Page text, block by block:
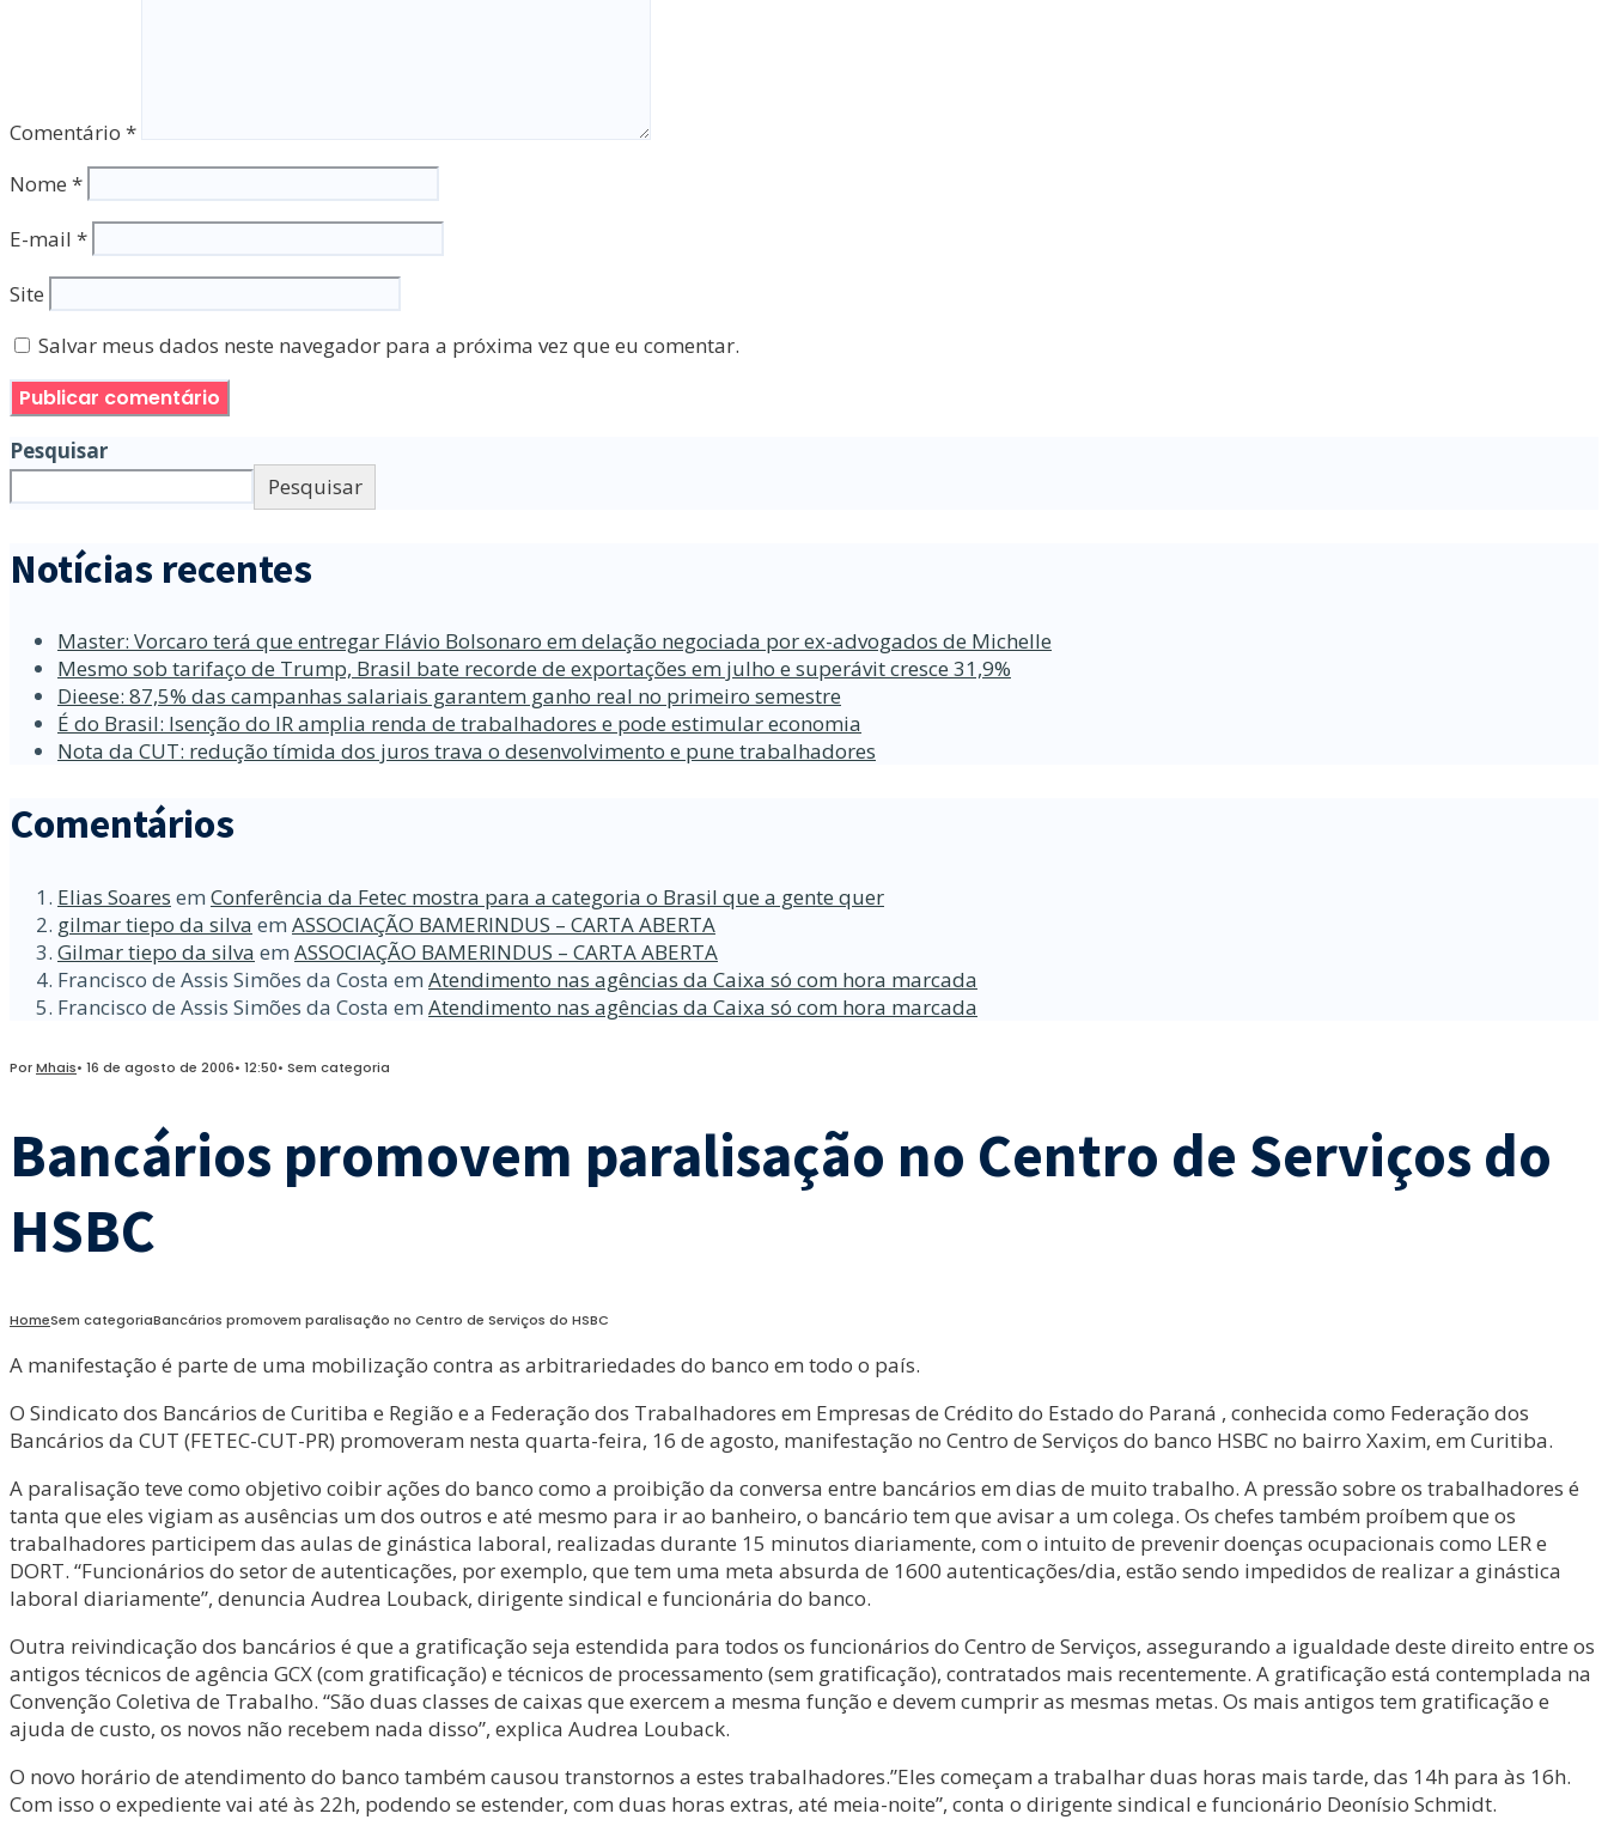
Comentário *
Nome *
E-mail *
Site
Salvar meus dados neste navegador para a próxima vez que eu comentar.
Pesquisar
Pesquisar
Notícias recentes
Master: Vorcaro terá que entregar Flávio Bolsonaro em delação negociada por ex-advogados de Michelle
Mesmo sob tarifaço de Trump, Brasil bate recorde de exportações em julho e superávit cresce 31,9%
Dieese: 87,5% das campanhas salariais garantem ganho real no primeiro semestre
É do Brasil: Isenção do IR amplia renda de trabalhadores e pode estimular economia
Nota da CUT: redução tímida dos juros trava o desenvolvimento e pune trabalhadores
Comentários
Elias Soares em Conferência da Fetec mostra para a categoria o Brasil que a gente quer
gilmar tiepo da silva em ASSOCIAÇÃO BAMERINDUS – CARTA ABERTA
Gilmar tiepo da silva em ASSOCIAÇÃO BAMERINDUS – CARTA ABERTA
Francisco de Assis Simões da Costa em Atendimento nas agências da Caixa só com hora marcada
Francisco de Assis Simões da Costa em Atendimento nas agências da Caixa só com hora marcada
PorMhais• 16 de agosto de 2006• 12:50• Sem categoria
Bancários promovem paralisação no Centro de Serviços do
HSBC
HomeSem categoriaBancários promovem paralisação no Centro de Serviços do HSBC
A manifestação é parte de uma mobilização contra as arbitrariedades do banco em todo o país.
O Sindicato dos Bancários de Curitiba e Região e a Federação dos Trabalhadores em Empresas de Crédito do Estado do Paraná , conhecida como Federação dos
Bancários da CUT (FETEC-CUT-PR) promoveram nesta quarta-feira, 16 de agosto, manifestação no Centro de Serviços do banco HSBC no bairro Xaxim, em Curitiba.
A paralisação teve como objetivo coibir ações do banco como a proibição da conversa entre bancários em dias de muito trabalho. A pressão sobre os trabalhadores é
tanta que eles vigiam as ausências um dos outros e até mesmo para ir ao banheiro, o bancário tem que avisar a um colega. Os chefes também proíbem que os
trabalhadores participem das aulas de ginástica laboral, realizadas durante 15 minutos diariamente, com o intuito de prevenir doenças ocupacionais como LER e
DORT. “Funcionários do setor de autenticações, por exemplo, que tem uma meta absurda de 1600 autenticações/dia, estão sendo impedidos de realizar a ginástica
laboral diariamente”, denuncia Audrea Louback, dirigente sindical e funcionária do banco.
Outra reivindicação dos bancários é que a gratificação seja estendida para todos os funcionários do Centro de Serviços, assegurando a igualdade deste direito entre os
antigos técnicos de agência GCX (com gratificação) e técnicos de processamento (sem gratificação), contratados mais recentemente. A gratificação está contemplada na
Convenção Coletiva de Trabalho. “São duas classes de caixas que exercem a mesma função e devem cumprir as mesmas metas. Os mais antigos tem gratificação e
ajuda de custo, os novos não recebem nada disso”, explica Audrea Louback.
O novo horário de atendimento do banco também causou transtornos a estes trabalhadores.”Eles começam a trabalhar duas horas mais tarde, das 14h para às 16h.
Com isso o expediente vai até às 22h, podendo se estender, com duas horas extras, até meia-noite”, conta o dirigente sindical e funcionário Deonísio Schmidt.